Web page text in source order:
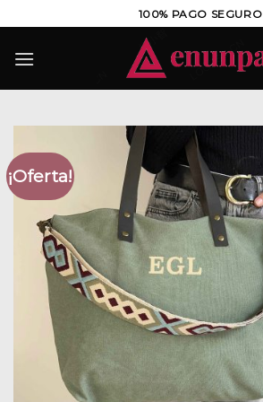
al
contenido
100% PAGO SEGURO
¡Oferta!